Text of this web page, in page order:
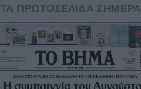
ΤΑ ΠΡΩΤΟΣΕΛΙΔΑ ΣΗΜΕΡΑ